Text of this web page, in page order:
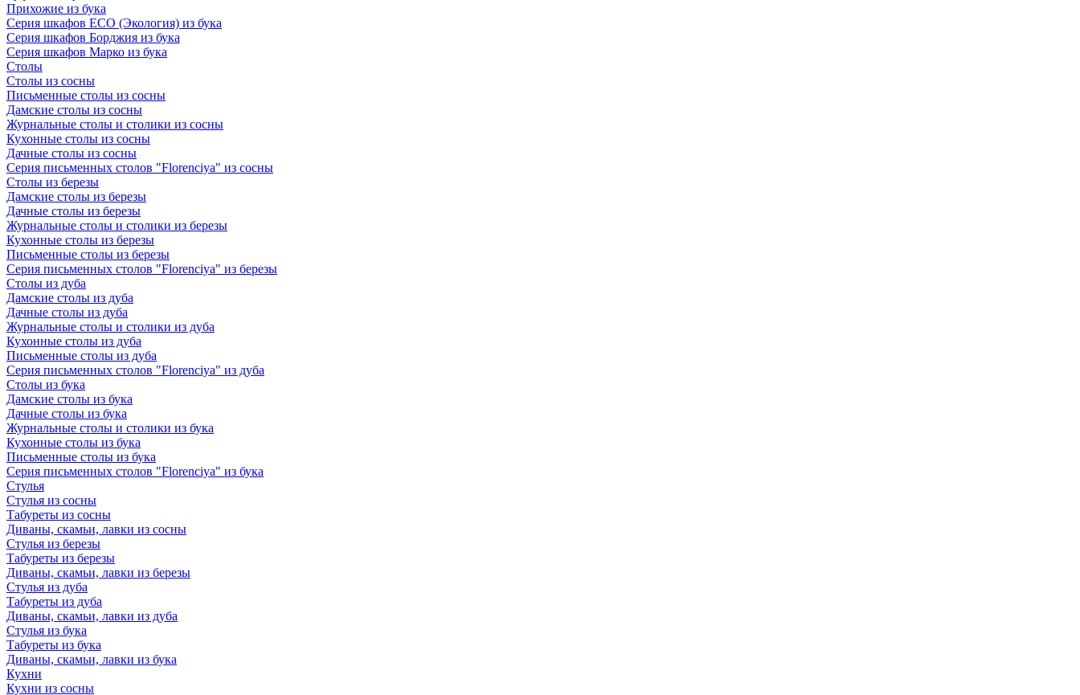
Прихожие из бука
Серия шкафов ECO (Экология) из бука
Серия шкафов Борджия из бука
Серия шкафов Марко из бука
Столы
Столы из сосны
Письменные столы из сосны
Дамские столы из сосны
Журнальные столы и столики из сосны
Кухонные столы из сосны
Дачные столы из сосны
Серия письменных столов "Florenciya" из сосны
Столы из березы
Дамские столы из березы
Дачные столы из березы
Журнальные столы и столики из березы
Кухонные столы из березы
Письменные столы из березы
Серия письменных столов "Florenciya" из березы
Столы из дуба
Дамские столы из дуба
Дачные столы из дуба
Журнальные столы и столики из дуба
Кухонные столы из дуба
Письменные столы из дуба
Серия письменных столов "Florenciya" из дуба
Столы из бука
Дамские столы из бука
Дачные столы из бука
Журнальные столы и столики из бука
Кухонные столы из бука
Письменные столы из бука
Серия письменных столов "Florenciya" из бука
Стулья
Стулья из сосны
Табуреты из сосны
Диваны, скамьи, лавки из сосны
Стулья из березы
Табуреты из березы
Диваны, скамьи, лавки из березы
Стулья из дуба
Табуреты из дуба
Диваны, скамьи, лавки из дуба
Стулья из бука
Табуреты из бука
Диваны, скамьи, лавки из бука
Кухни
Кухни из сосны